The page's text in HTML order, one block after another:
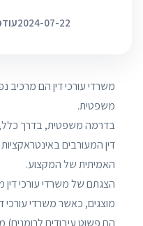
2024-07-22עודכן:
משרדי עורכי דין הם מרכיב
משפטית.
בדרמה משפטית, בדרך כלל,
דין המעורבים
האמיתית של המקצוע.
הצגתם של משרדי עורכי
מוצגים, כאשר משרדי עורכי
הם פשוט עיבודים לרומנים)